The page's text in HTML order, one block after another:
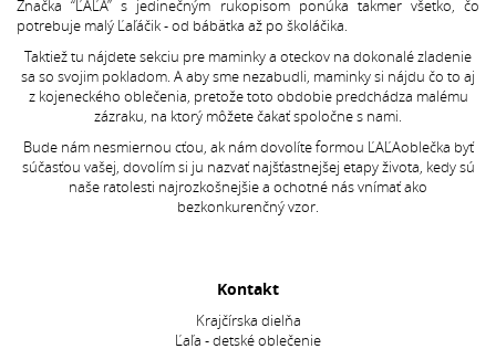
Značka “ĽAĽA” s jedinečným rukopisom ponúka takmer všetko, čo
potrebuje malý Ľaľáčik - od bábätka až po školáčika.
Taktiež tu nájdete sekciu pre maminky a oteckov na dokonalé zladenie
sa so svojim pokladom. A aby sme nezabudli, maminky si nájdu čo to aj
z kojeneckého oblečenia, pretože toto obdobie predchádza malému
zázraku, na ktorý môžete čakať spoločne s nami.
Bude nám nesmiernou cťou, ak nám dovolíte formou ĽAĽAoblečka byť
súčasťou vašej, dovolím si ju nazvať najšťastnejšej etapy života, kedy sú
naše ratolesti najrozkošnejšie a ochotné nás vnímať ako
bezkonkurenčný vzor.
Kontakt
Krajčírska dielňa
Ľaľa - detské oblečenie